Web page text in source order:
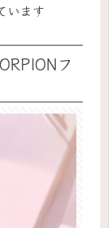
います
フ